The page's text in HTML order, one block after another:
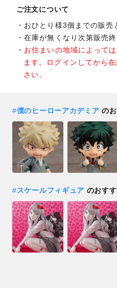
ご注文について
おひとり様3個までの販売
在庫が無くなり次第販売終
お住まいの地域によって
ます。ログインしてから
さい。
#僕のヒーローアカデミア の
#スケールフィギュア のおす